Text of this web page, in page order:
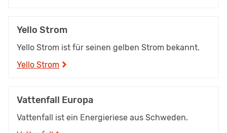
Yello Strom
Yello Strom ist für seinen gelben Strom bekannt.
Yello Strom
Vattenfall Europa
Vattenfall ist ein Energieriese aus Schweden.